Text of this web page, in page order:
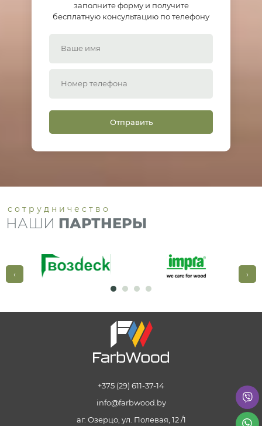
заполните форму и получите
бесплатную консультацию по телефону
Отправить
сотрудничество
НАШИ ПАРТНЕРЫ
‹ ›
+375 (29) 611-37-14
info@farbwood.by
аг. Озерцо, ул. Полевая, 12 /1